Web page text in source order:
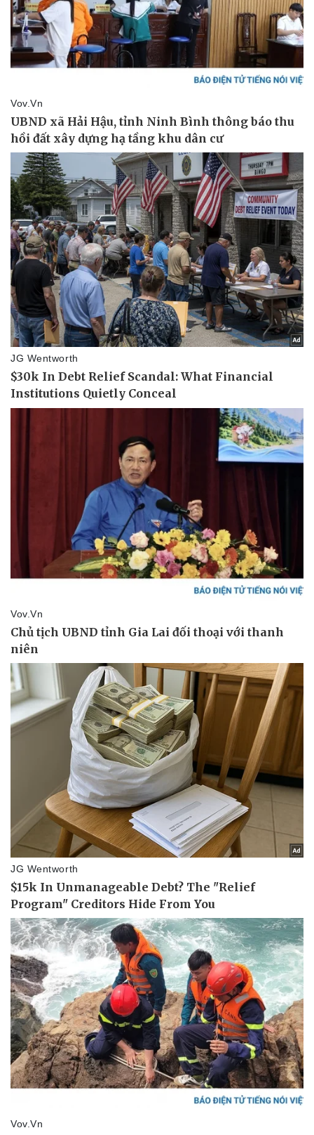
Thể thao
Bóng đá
Lịch thi đấu bóng đá
Thế giới thể thao
eSports
Hậu trường
Ô tô - Xe máy
Ô tô
Xe máy
Tư vấn